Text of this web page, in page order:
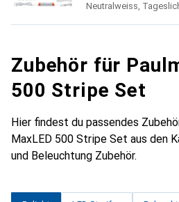
Neutralweiss,
Zubehör für
500 Stripe Set
Hier findest du passendes
MaxLED 500 Stripe Set aus den
und Beleuchtung Zubehör.